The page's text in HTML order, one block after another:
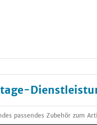
passendes Zubehör zum